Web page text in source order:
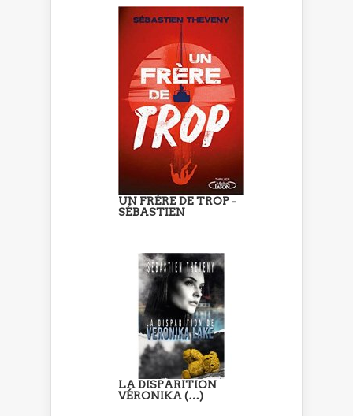
UN FRÈRE DE TROP -
SÉBASTIEN
LA DISPARITION
VÉRONIKA (…)